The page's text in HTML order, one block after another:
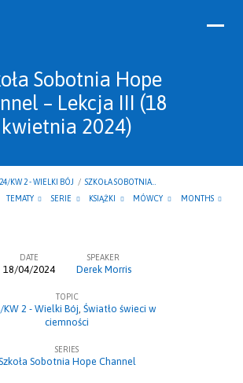
Sobotnia Hope
– Lekcja III (18
kwietnia 2024)
KW 2 - WIELKI BÓJ / SZKOŁA SOBOTNIA…
TEMATY
SERIE KSIĄŻKI MÓWCY MONTHS
DATE
18/04/2024
SPEAKER
Derek Morris
TOPIC
KW 2 - Wielki Bój Światło świeci w
ciemności
SERIES
Sobotnia Hope Channel